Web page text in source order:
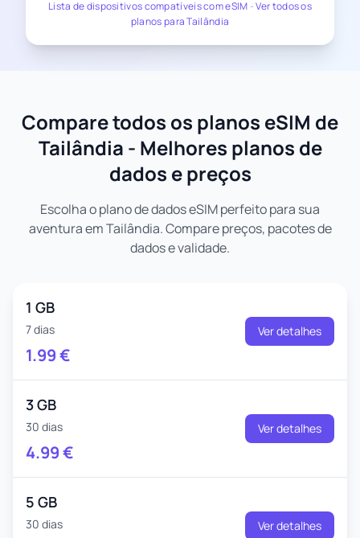
Lista de dispositivos compatíveis com eSIM -Ver todos os
planos para Tailândia
Compare todos os planos eSIM de
Tailândia - Melhores planos de
dados e preços
Escolha o plano de dados eSIM perfeito para sua
aventura em Tailândia. Compare preços, pacotes de
dados e validade.
1 GB
7 dias
1.99€
Ver detalhes
3 GB
30 dias
4.99€
Ver detalhes
5 GB
30 dias Ver detalhes